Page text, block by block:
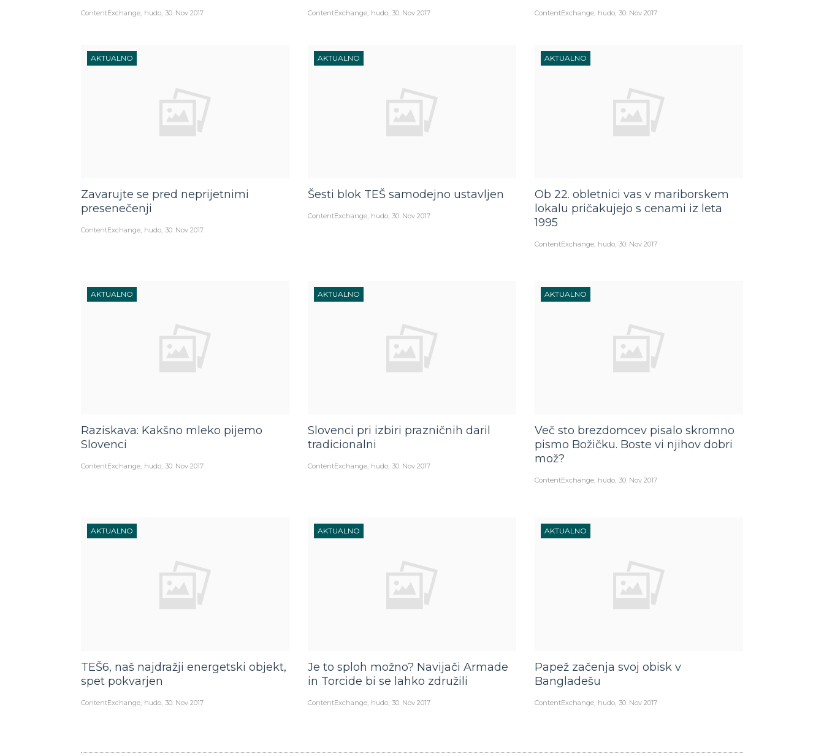
ContentExchange hudo 30. Nov 2017 ContentExchange hudo 30. Nov 2017 ContentExchange hudo 30. Nov 2017
AKTUALNO
Zavarujte se pred neprijetnimi
presenečenji
ContentExchange hudo 30. Nov 2017
AKTUALNO
Šesti blok TEŠ samodejno ustavljen
ContentExchange hudo 30. Nov 2017
AKTUALNO
Ob 22. obletnici vas v mariborskem
lokalu pričakujejo s cenami iz leta
1995
ContentExchange hudo 30. Nov 2017
AKTUALNO
Raziskava: Kakšno mleko pijemo
Slovenci
ContentExchange hudo 30. Nov 2017
AKTUALNO
Slovenci pri izbiri prazničnih daril
tradicionalni
ContentExchange hudo 30. Nov 2017
AKTUALNO
Več sto brezdomcev pisalo skromno
pismo Božičku. Boste vi njihov dobri
mož?
ContentExchange hudo 30. Nov 2017
AKTUALNO
TEŠ6, naš najdražji energetski objekt,
spet pokvarjen
ContentExchange hudo 30. Nov 2017
AKTUALNO
Je to sploh možno? Navijači Armade
in Torcide bi se lahko združili
ContentExchange hudo 30. Nov 2017
AKTUALNO
Papež začenja svoj obisk v
Bangladešu
ContentExchange hudo 30. Nov 2017